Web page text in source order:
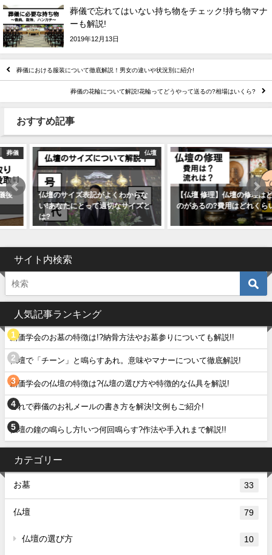
葬儀で忘れてはいない持ち物をチェック!持ち物マナ
ーも解説!
2019年12月13日
葬儀における服装について徹底解説！男女の違いや状況別に紹介!
葬儀の花輪について解説!花輪ってどうやって送るの?相場はいくら?
おすすめ記事
仏壇
仏壇のサイズ表記がよくわからな
い!あなたにとって適切なサイズと
は?
仏壇
【仏壇 修理】仏壇の修理はどんな
のがあるの?費用はどれくらい?
サイト内検索
人気記事ランキング
創価学会のお墓の特徴は!?納骨方法やお墓参りについても解説!!
仏壇で「チーン」と鳴らすあれ。意味やマナーについて徹底解説!
創価学会の仏壇の特徴は?仏壇の選び方や特徴的な仏具を解説!
これで葬儀のお礼メールの書き方を解決!文例もご紹介!
仏壇の鐘の鳴らし方!いつ何回鳴らす?作法や手入れまで解説!!
カテゴリー
お墓 33
仏壇 79
仏壇の選び方 10